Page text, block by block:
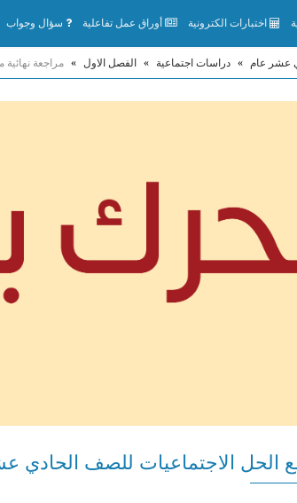
اختبارات الكترونية أوراق عمل تفاعلية سؤال وجواب
عشر عام » دراسات اجتماعية » الفصل الاول » مراجعة
الحل الاجتماعيات للصف الحادي